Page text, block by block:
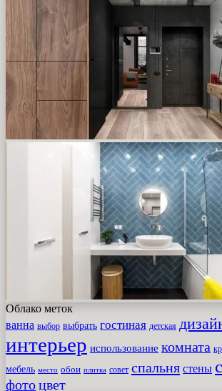
Облако меток
ванна выбор выбрать гостиная детская
интерьер использование комната
мебель место обои плитка совет спальня стены
фотоцвет